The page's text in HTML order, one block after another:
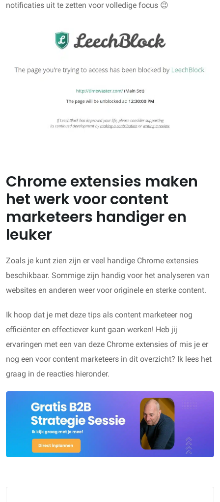
notificaties uit te zetten voor volledige focus 😉
Chrome extensies maken
het werk voor content
marketeers handiger en
leuker
Zoals je kunt zien zijn er veel handige Chrome extensies
beschikbaar. Sommige zijn handig voor het analyseren van
websites en anderen weer voor originele en sterke content.
Ik hoop dat je met deze tips als content marketeer nog
efficiënter en effectiever kunt gaan werken! Heb jij
ervaringen met een van deze Chrome extensies of mis je er
nog een voor content marketeers in dit overzicht? Ik lees het
graag in de reacties hieronder.